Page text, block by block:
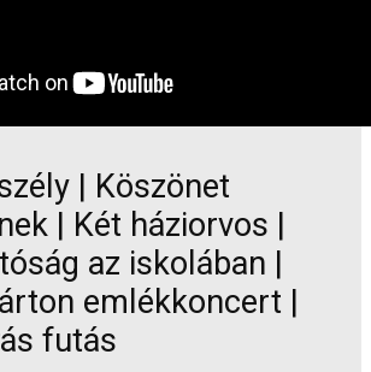
| Köszönet
| Két háziorvos |
az iskolában |
emlékkoncert |
futás